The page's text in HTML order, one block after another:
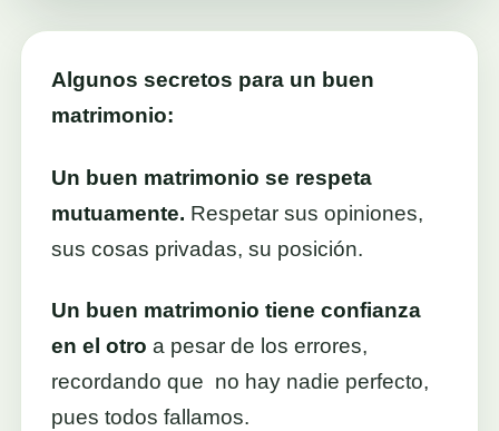
Algunos secretos para un buen
matrimonio:
Un buen matrimonio se respeta
mutuamente. Respetar sus opiniones,
sus cosas privadas, su posición.
Un buen matrimonio tiene confianza
en el otro a pesar de los errores,
recordando que no hay nadie perfecto,
pues todos fallamos.